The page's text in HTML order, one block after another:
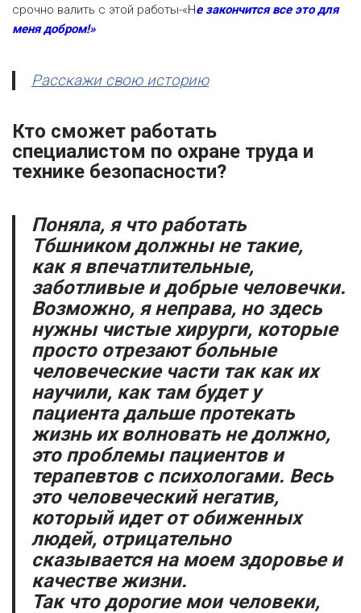
срочно валить с этой работы-«Не закончится все это для
меня добром!»
Расскажи свою историю
Кто сможет работать
специалистом по охране труда и
технике безопасности?
Поняла, я что работать
Тбшникомдолжны не такие,
какя впечатлительные,
заботливые и добрые человечки.
Возможно, я неправа, но здесь
нужны чистые хирурги, которые
просто отрезают больные
человеческие части так как их
научили, как там будет у
пациента дальше протекать
жизнь их волновать не должно,
это проблемы пациентов и
терапевтов с психологами. Весь
это человеческий негатив,
который идет от обиженных
людей, отрицательно
сказывается на моем здоровье и
качестве жизни.
Так чтодорогие мои человеки,